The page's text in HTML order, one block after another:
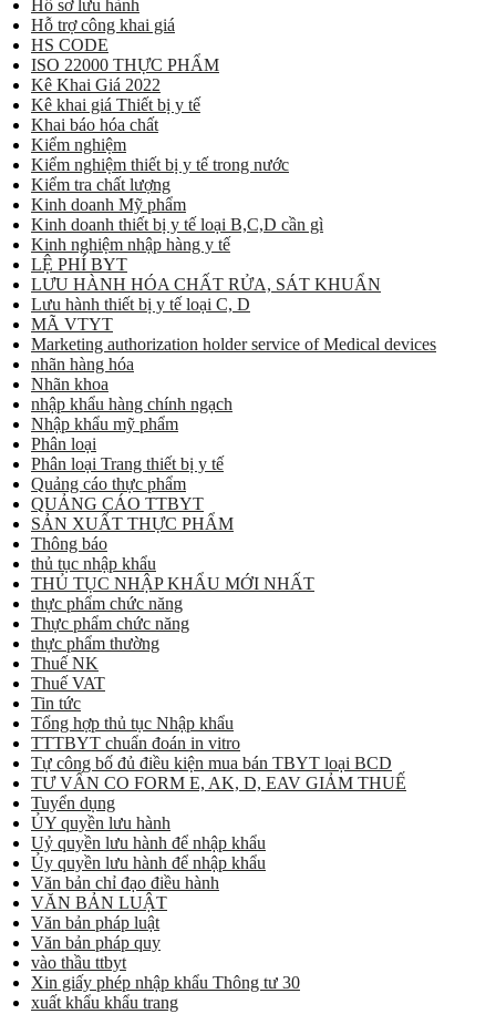
Hồ sơ lưu hành
Hỗ trợ công khai giá
HS CODE
ISO 22000 THỰC PHẨM
Kê Khai Giá 2022
Kê khai giá Thiết bị y tế
Khai báo hóa chất
Kiểm nghiệm
Kiểm nghiệm thiết bị y tế trong nước
Kiểm tra chất lượng
Kinh doanh Mỹ phẩm
Kinh doanh thiết bị y tế loại B,C,D cần gì
Kinh nghiệm nhập hàng y tế
LỆ PHÍ BYT
LƯU HÀNH HÓA CHẤT RỬA, SÁT KHUẨN
Lưu hành thiết bị y tế loại C, D
MÃ VTYT
Marketing authorization holder service of Medical devices
nhãn hàng hóa
Nhãn khoa
nhập khẩu hàng chính ngạch
Nhập khẩu mỹ phẩm
Phân loại
Phân loại Trang thiết bị y tế
Quảng cáo thực phẩm
QUẢNG CÁO TTBYT
SẢN XUẤT THỰC PHẨM
Thông báo
thủ tục nhập khẩu
THỦ TỤC NHẬP KHẨU MỚI NHẤT
thực phẩm chức năng
Thực phẩm chức năng
thực phẩm thường
Thuế NK
Thuế VAT
Tin tức
Tổng hợp thủ tục Nhập khẩu
TTTBYT chuẩn đoán in vitro
Tự công bố đủ điều kiện mua bán TBYT loại BCD
TƯ VẤN CO FORM E, AK, D, EAV GIẢM THUẾ
Tuyển dụng
ỦY quyền lưu hành
Uỷ quyền lưu hành để nhập khẩu
Ủy quyền lưu hành để nhập khẩu
Văn bản chỉ đạo điều hành
VĂN BẢN LUẬT
Văn bản pháp luật
Văn bản pháp quy
vào thầu ttbyt
Xin giấy phép nhập khẩu Thông tư 30
xuất khẩu khẩu trang